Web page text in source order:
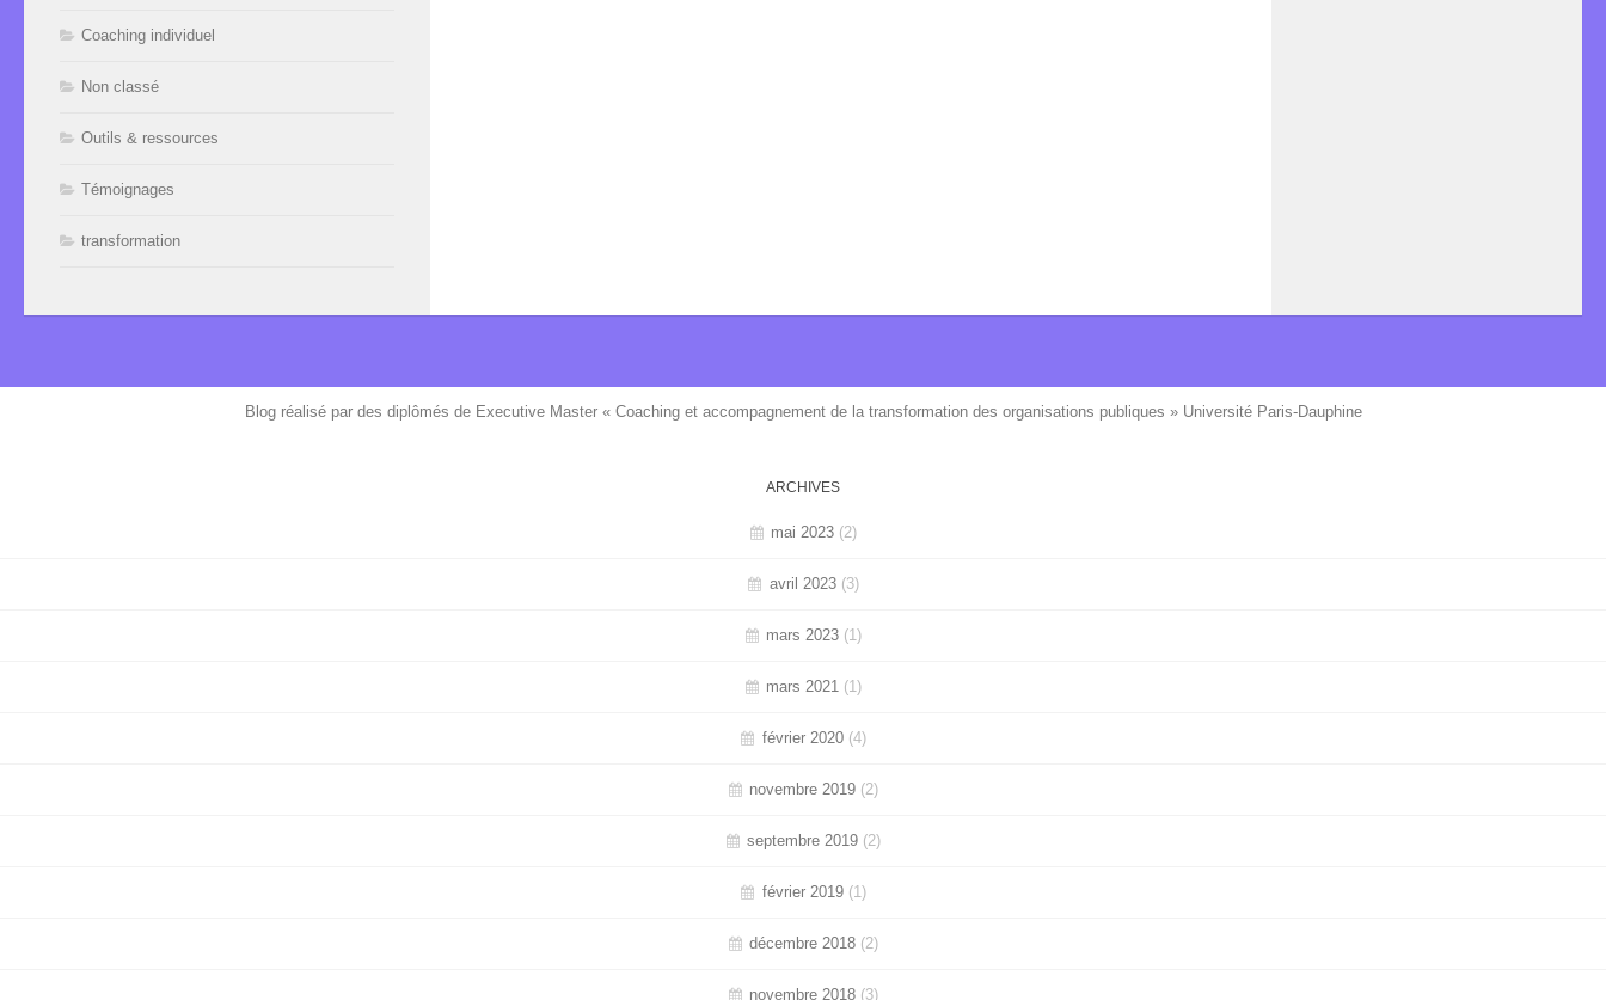
Coaching individuel
Non classé
Outils & ressources
Témoignages
transformation
Blog réalisé par des diplômés de Executive Master « Coaching et accompagnement de la transformation des organisations publiques » Université Paris-Dauphine
ARCHIVES
mai 2023 (2)
avril 2023(3)
mars 2023 (1)
mars 2021 (1)
février 2020(4)
novembre 2019 (2)
septembre 2019 (2)
février 2019(1)
décembre 2018 (2)
novembre 2018 (3)